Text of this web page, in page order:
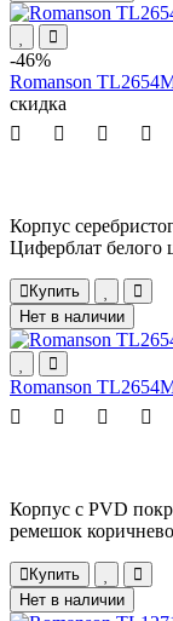
-46%
Romanson
скидка
Корпус
Циферблат белого
Купить
Нет в наличии
Romanson
Корпус с PVD
ремешок
Купить
Нет в наличии